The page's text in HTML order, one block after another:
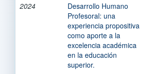
2024
Desarrollo Humano
Profesoral: una
experiencia propositiva
como aporte a la
excelencia académica
en la educación
superior.